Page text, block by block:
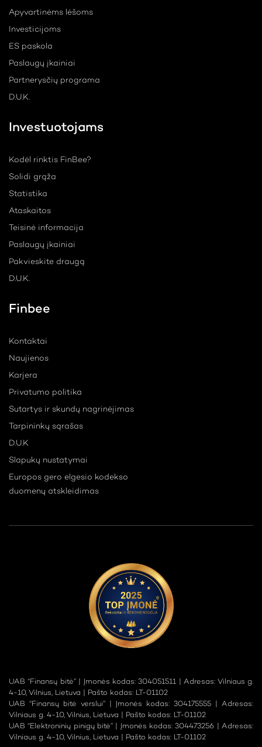
Apyvartinėms lėšoms
Investicijoms
ES paskola
Paslaugų įkainiai
Partnerysčių programa
D.U.K.
Investuotojams
Kodėl rinktis FinBee?
Solidi grąža
Statistika
Ataskaitos
Teisinė informacija
Paslaugų įkainiai
Pakvieskite draugą
D.U.K.
Finbee
Kontaktai
Naujienos
Karjera
Privatumo politika
Sutartys ir skundų nagrinėjimas
Tarpininkų sąrašas
D.U.K
Slapukų nustatymai
Europos gero elgesio kodekso
duomenų atskleidimas
UAB “Finansų bitė” | Įmonės kodas: 304051511 | Adresas: Vilniaus g.
4-10, Vilnius, Lietuva | Pašto kodas: LT-01102
UAB “Finansų bitė verslui” | Įmonės kodas: 304175555 | Adresas:
Vilniaus g. 4-10, Vilnius, Lietuva | Pašto kodas: LT-01102
UAB “Elektroninių pinigų bitė” | Įmonės kodas: 304473256 | Adresas:
Vilniaus g. 4-10, Vilnius, Lietuva | Pašto kodas: LT-01102